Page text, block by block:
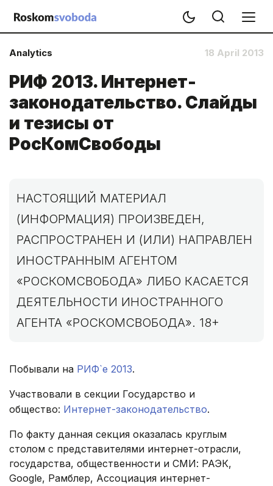
Analytics 18 April 2013
РИФ 2013. Интернет-
законодательство. Слайды
и тезисы от
РосКомСвободы
НАСТОЯЩИЙ МАТЕРИАЛ
(ИНФОРМАЦИЯ) ПРОИЗВЕДЕН,
РАСПРОСТРАНЕН И (ИЛИ) НАПРАВЛЕН
ИНОСТРАННЫМ АГЕНТОМ
«РОСКОМСВОБОДА» ЛИБО КАСАЕТСЯ
ДЕЯТЕЛЬНОСТИ ИНОСТРАННОГО
АГЕНТА «РОСКОМСВОБОДА». 18+
Побывали на РИФ`е 2013.
Участвовали в секции Государство и
общество: Интернет-законодательство.
По факту данная секция оказалась круглым
столом с представителями интернет-отрасли,
государства, общественности и СМИ: РАЭК,
Google, Рамблер, Ассоциация интернет-